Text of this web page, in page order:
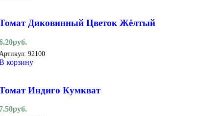
Диковинный Цветок Жёлтый
руб.
92100
корзину
Индиго Кумкват
руб.